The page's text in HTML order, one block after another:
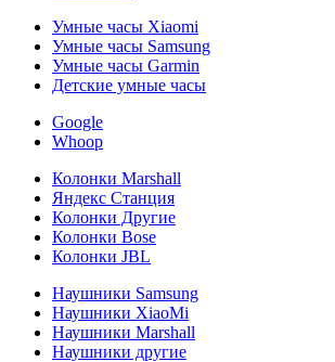
Умные часы Xiaomi
Умные часы Samsung
Умные часы Garmin
Детские умные часы
Google
Whoop
Колонки Marshall
Яндекс Станция
Колонки Другие
Колонки Bose
Колонки JBL
Наушники Samsung
Наушники XiaoMi
Наушники Marshall
Наушники другие